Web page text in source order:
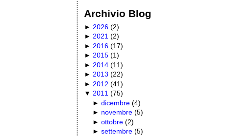
Archivio Blog
► 2026 (2)
►2021 (2)
► 2016 (17)
►2015 (1)
► 2014 (11)
►2013 (22)
► 2012 (41)
▼2011 (75)
►dicembre (4)
► novembre (5)
►ottobre (2)
►settembre (5)